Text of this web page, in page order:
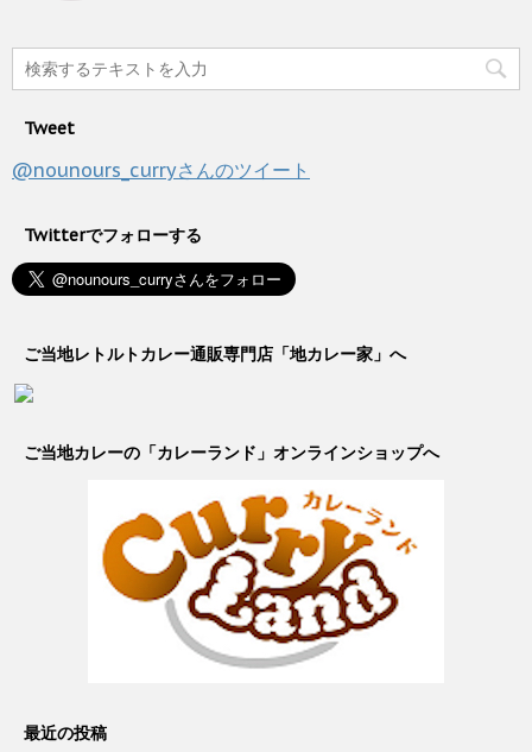
Tweet
@nounours_curryさんのツイート
Twitterでフォローする
ご当地レトルトカレー通販専門店「地カレー家」へ
ご当地カレーの「カレーランド」オンラインショップへ
最近の投稿